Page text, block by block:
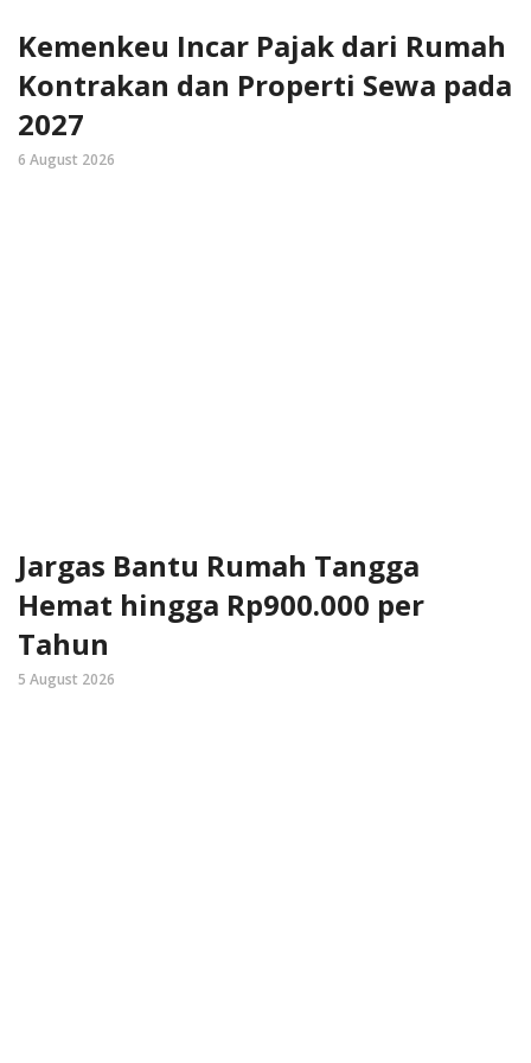
Kemenkeu Incar Pajak dari Rumah
Kontrakan dan Properti Sewa pada
2027
6 August 2026
Jargas Bantu Rumah Tangga
Hemat hingga Rp900.000 per
Tahun
5 August 2026